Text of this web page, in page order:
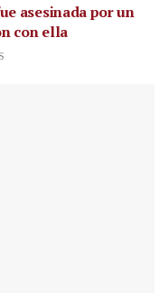
asesinada por un
con ella